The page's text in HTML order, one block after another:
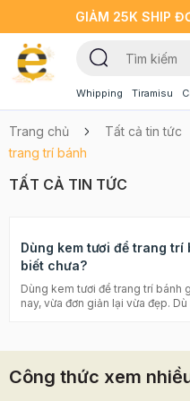
GIẢM 25K SHIP
Whipping Tiramisu
Trang chủ Tất cả tin tức
trang trí bánh
TẤT CẢ TIN TỨC
Dùng kem tươi để trang
biết chưa?
Dùng kem tươi để trang trí bánh
nay, vừa đơn giản lại vừa đẹp.
loại kem tươi thông dụng nhất
Topping Cream. Đặc biệt với
Công thức xem